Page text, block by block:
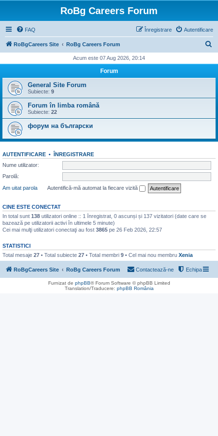
RoBg Careers Forum
FAQ Autentificare
Înregistrare
RoBgCareers Site RoBg Careers Forum
t
Acum este 07 Aug 2026, 20:14
Forum
General Site Forum
Subiecte: 9
Forum în limba română
Subiecte: 22
форум на български
AUTENTIFICARE • ÎNREGISTRARE
Nume utilizator:
Parolă:
Am uitat parola
Autentifică-mă automat la fiecare vizită
CINE ESTE CONECTAT
In total sunt 138 utilizatori online :: 1 înregistrat, 0 ascunși și 137 vizitatori (date care se
bazează pe utilizatorii activi în ultimele 5 minute)
Cei mai mulţi utilizatori conectaţi au fost 3865 pe 26 Feb 2026, 22:57
STATISTICI
Total mesaje 27 • Total subiecte 27 • Total membri 9 • Cel mai nou membru Xenia
RoBgCareers Site RoBg Careers Forum Echipa
Contactează-ne
Furnizat de phpBB® Forum Software © phpBB Limited
Translation/Traducere: phpBB România